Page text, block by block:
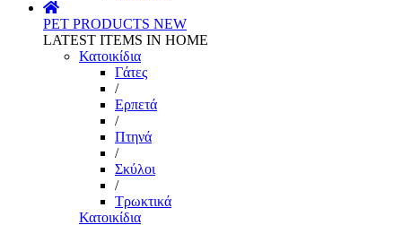
PET PRODUCTS NEW
LATEST ITEMS IN HOME
Κατοικίδια
Γάτες
/
Ερπετά
/
Πτηνά
/
Σκύλοι
/
Τρωκτικά
Κατοικίδια